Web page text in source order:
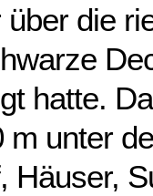
die
hatte.
m unter
Häuser,